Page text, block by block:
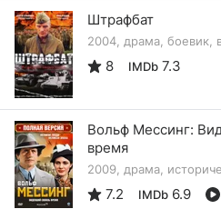
Штрафбат
2004, драма, боевик,
8 IMDb 7.3
Вольф Мессинг:
время
2009, драма,
7.2 IMDb 6.9